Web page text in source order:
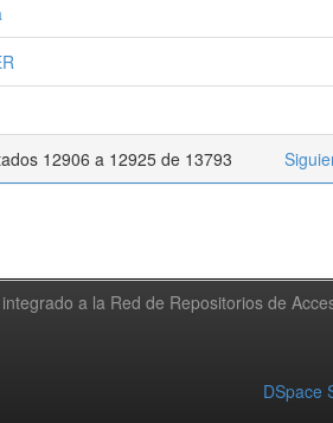
12906 a 12925 de 13793
a la Red de Repositorios de
DSpace